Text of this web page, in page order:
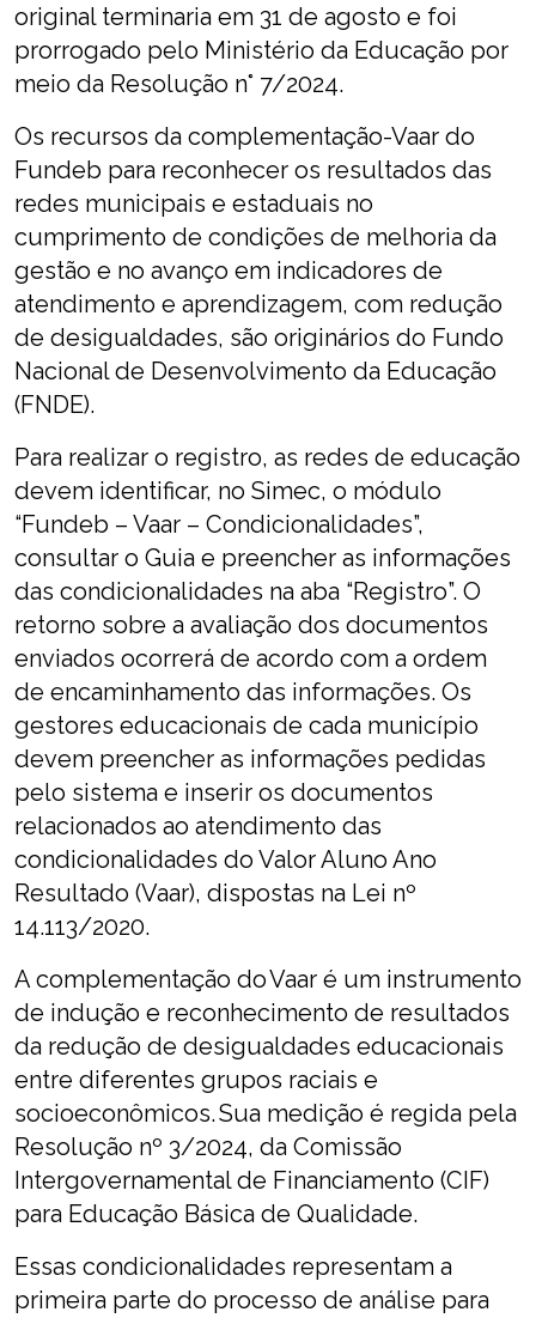
original terminaria em 31 de agosto e foi
prorrogado pelo Ministério da Educação por
meio da Resolução n° 7/2024.
Os recursos da complementação-Vaar do
Fundeb para reconhecer os resultados das
redes municipais e estaduais no
cumprimento de condições de melhoria da
gestão e no avanço em indicadores de
atendimento e aprendizagem, com redução
de desigualdades, são originários do Fundo
Nacional de Desenvolvimento da Educação
(FNDE).
Para realizar o registro, as redes de educação
devem identificar, no Simec, o módulo
“Fundeb – Vaar – Condicionalidades”,
consultar o Guia e preencher as informações
das condicionalidades na aba “Registro”. O
retorno sobre a avaliação dos documentos
enviados ocorrerá de acordo com a ordem
de encaminhamento das informações. Os
gestores educacionais de cada município
devem preencher as informações pedidas
pelo sistema e inserir os documentos
relacionados ao atendimento das
condicionalidades do Valor Aluno Ano
Resultado (Vaar), dispostas na Lei nº
14.113/2020.
A complementação do Vaar é um instrumento
de indução e reconhecimento de resultados
da redução de desigualdades educacionais
entre diferentes grupos raciais e
socioeconômicos. Sua medição é regida pela
Resolução nº 3/2024, da Comissão
Intergovernamental de Financiamento (CIF)
para Educação Básica de Qualidade.
Essas condicionalidades representam a
primeira parte do processo de análise para